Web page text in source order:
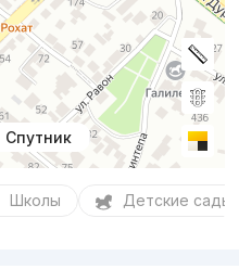
Спутник
Школы Детские сады